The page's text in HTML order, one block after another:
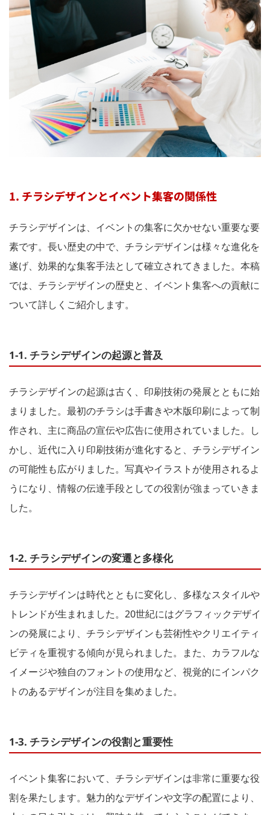
1. チラシデザインとイベント集客の関係性
チラシデザインは、イベントの集客に欠かせない重要な要
素です。長い歴史の中で、チラシデザインは様々な進化を
遂げ、効果的な集客手法として確立されてきました。本稿
では、チラシデザインの歴史と、イベント集客への貢献に
ついて詳しくご紹介します。
1-1. チラシデザインの起源と普及
チラシデザインの起源は古く、印刷技術の発展とともに始
まりました。最初のチラシは手書きや木版印刷によって制
作され、主に商品の宣伝や広告に使用されていました。し
かし、近代に入り印刷技術が進化すると、チラシデザイン
の可能性も広がりました。写真やイラストが使用されるよ
うになり、情報の伝達手段としての役割が強まっていきま
した。
1-2. チラシデザインの変遷と多様化
チラシデザインは時代とともに変化し、多様なスタイルや
トレンドが生まれました。20世紀にはグラフィックデザイ
ンの発展により、チラシデザインも芸術性やクリエイティ
ビティを重視する傾向が見られました。また、カラフルな
イメージや独自のフォントの使用など、視覚的にインパク
トのあるデザインが注目を集めました。
1-3. チラシデザインの役割と重要性
イベント集客において、チラシデザインは非常に重要な役
割を果たします。魅力的なデザインや文字の配置により、